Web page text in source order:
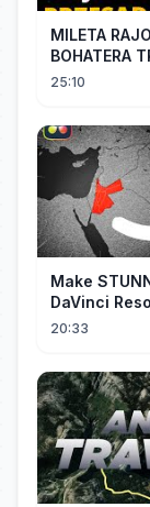
MILETA
BOHATERA
DRAMATU
25:10
Make
DaVinci
20:33